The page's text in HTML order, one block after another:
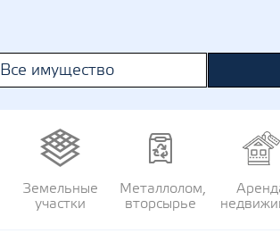
Все имущество
Земельные
участки
Металлолом,
вторсырье